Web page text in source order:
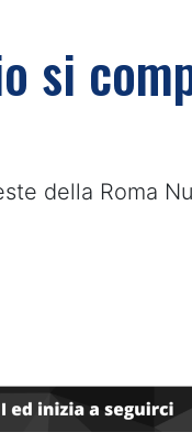
si
della Roma